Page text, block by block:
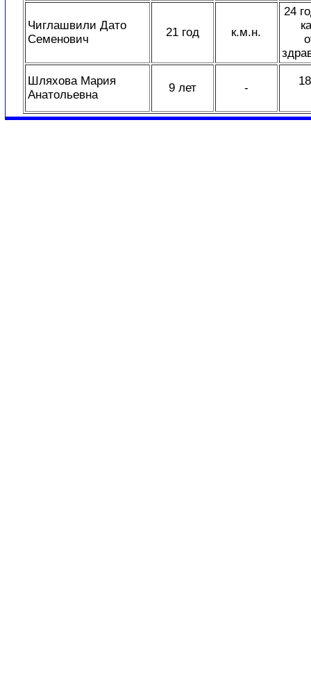
Чиглашвили Дато
Семенович
21 год к.м.н.
24
Шляхова Мария
Анатольевна
9 лет -